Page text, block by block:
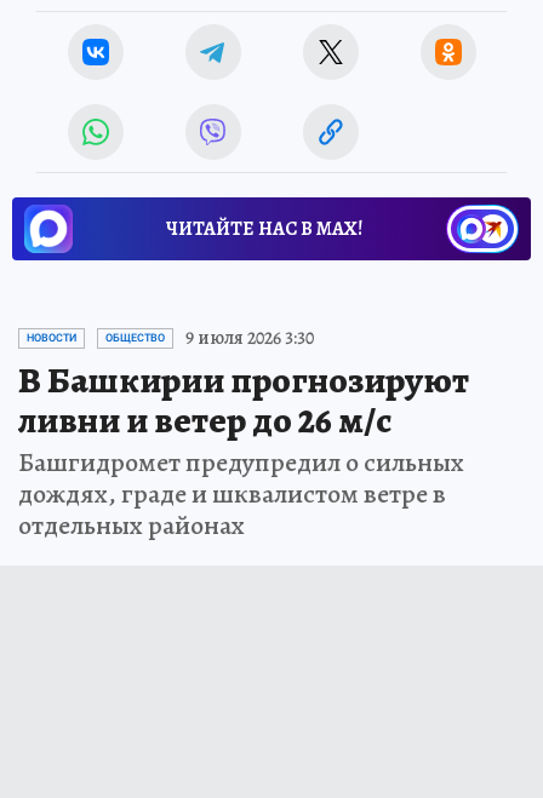
ЧИТАЙТЕ НАС В МАХ!
НОВОСТИ ОБЩЕСТВО 9 июля 2026 3:30
В Башкирии прогнозируют
ливни и ветер до 26 м/с
Башгидромет предупредил о сильных
дождях, граде и шквалистом ветре в
отдельных районах